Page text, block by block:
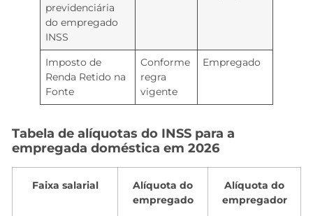
previdenciária
do empregado
INSS
Imposto de
Renda Retido na
Fonte
Conforme
regra
vigente
Empregado
Tabela de alíquotas do INSS para a
empregada doméstica em 2026
Faixa salarial
Alíquota do
empregado
Alíquota do
empregador